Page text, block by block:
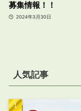
募集情報！！
2024年3月30日
人気記事